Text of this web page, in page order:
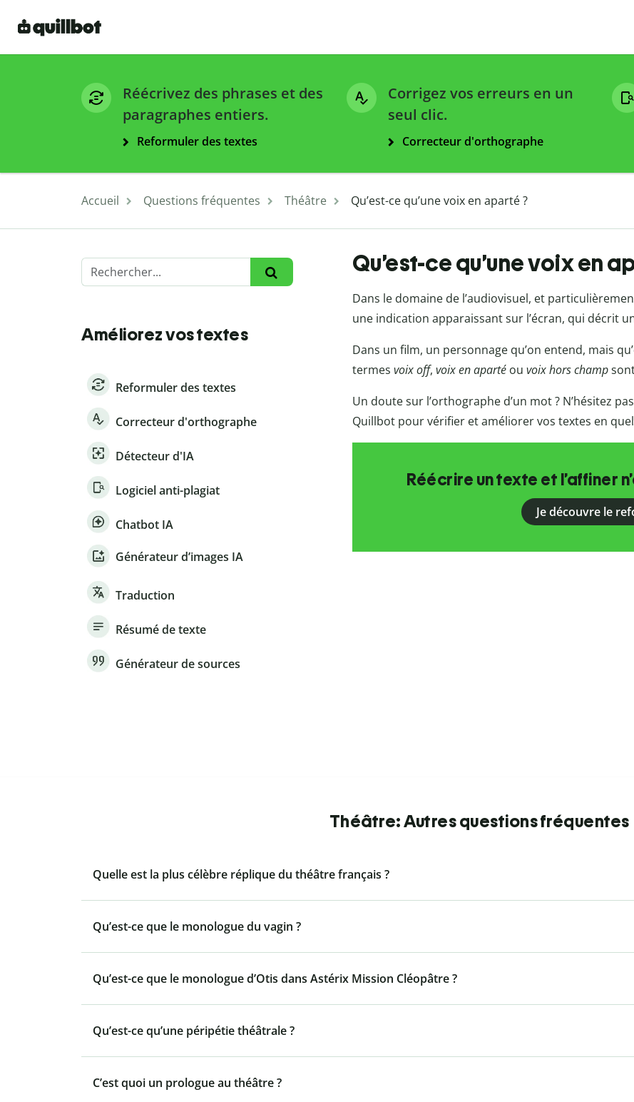
Réécrivez des phrases et des
paragraphes entiers.
Reformuler des textes
Corrigez vos erreurs en un
seul clic.
Correcteur d'orthographe
Accueil Questions fréquentes Théâtre Qu’est-ce qu’une voix en aparté ?
Améliorez vos textes
Reformuler des textes
Correcteur d'orthographe
Détecteur d'IA
Logiciel anti-plagiat
Chatbot IA
Générateur d’images IA
Traduction
Résumé de texte
Générateur de sources
Qu’est-ce qu’une voix en
Dans le domaine de l’audiovisuel, et
une indication apparaissant sur l’écran, qui décrit
Dans un film, un personnage qu’on entend, mais
termes voix off, voix en apartéou voix hors champ
Un doute sur l’orthographe d’un mot ? N’hésitez
Quillbot pour vérifier et améliorer vos textes en
Réécrire un texte et l’affiner
Je découvre le
Théâtre: Autres questions fréquentes
Quelle est la plus célèbre réplique du théâtre français ?
Qu’est-ce que le monologue du vagin ?
Qu’est-ce que le monologue d’Otis dans Astérix Mission Cléopâtre ?
Qu’est-ce qu’une péripétie théâtrale ?
C’est quoi un prologue au théâtre ?